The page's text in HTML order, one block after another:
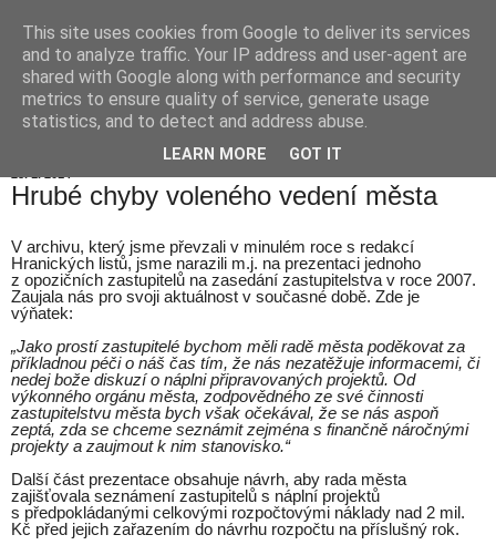
Hranické listy
Hrubé chyby voleného vedení města
V archivu, který jsme převzali v minulém roce s redakcí
Hranických listů, jsme narazili m.j. na prezentaci jednoho
z opozičních zastupitelů na zasedání zastupitelstva v roce 2007.
Zaujala nás pro svoji aktuálnost v současné době. Zde je
výňatek:
„Jako prostí zastupitelé bychom měli radě města poděkovat za
příkladnou péči o náš čas tím, že nás nezatěžuje informacemi, či
nedej bože diskuzí o náplni připravovaných projektů. Od
výkonného orgánu města, zodpovědného ze své činnosti
zastupitelstvu města bych však očekával, že se nás aspoň
zeptá, zda se chceme seznámit zejména s finančně náročnými
projekty a zaujmout k nim stanovisko.“
Další část prezentace obsahuje návrh, aby rada města
zajišťovala seznámení zastupitelů s náplní projektů
s předpokládanými celkovými rozpočtovými náklady nad 2 mil.
Kč před jejich zařazením do návrhu rozpočtu na příslušný rok.
This site uses cookies from Google to deliver its services
and to analyze traffic. Your IP address and user-agent are
shared with Google along with performance and security
metrics to ensure quality of service, generate usage
statistics, and to detect and address abuse.
LEARN MORE GOT IT